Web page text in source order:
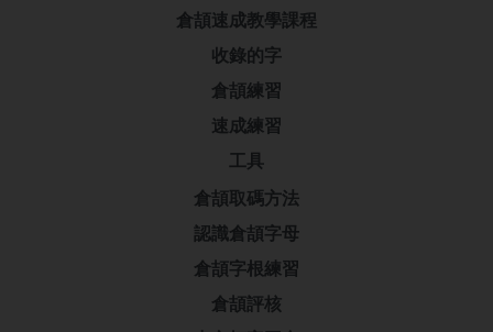
倉頡速成教學課程
收錄的字
倉頡練習
速成練習
工具
倉頡取碼方法
認識倉頡字母
倉頡字根練習
倉頡評核